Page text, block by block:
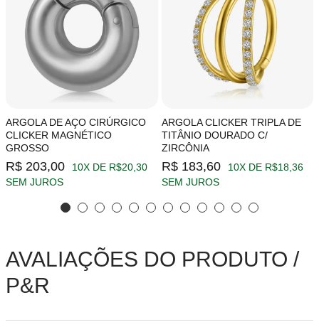
ARGOLA DE AÇO CIRÚRGICO
CLICKER MAGNÉTICO
GROSSO
R$ 203,00
10X DE R$20,30
SEM JUROS
ARGOLA CLICKER TRIPLA DE
TITÂNIO DOURADO C/
ZIRCÔNIA
R$ 183,60
10X DE R$18,36
SEM JUROS
AVALIAÇÕES DO PRODUTO /
P&R